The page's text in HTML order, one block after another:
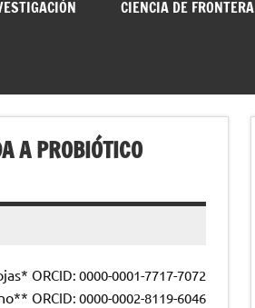
CIENCIA DE FRONTERA
A PROBIÓTICO
ORCID: 0000-0001-7717-7072
ORCID: 0000-0002-8119-6046